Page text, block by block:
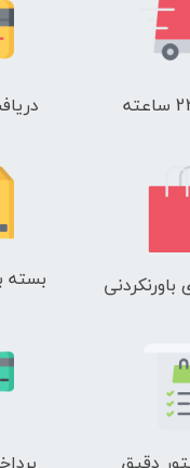
بسته